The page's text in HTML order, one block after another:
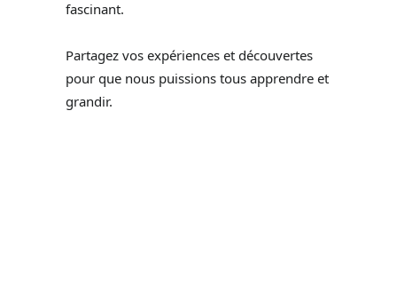
fascinant.
Partagez vos expériences et découvertes
pour que nous puissions tous apprendre et
grandir.